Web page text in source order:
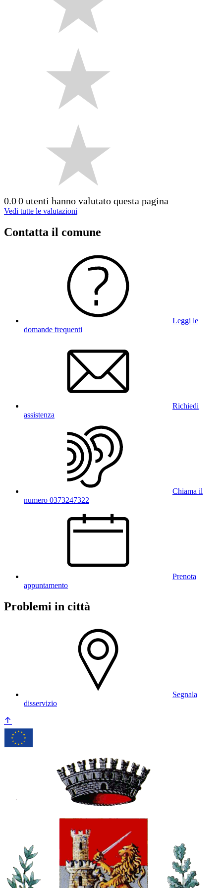
0.00 utenti hanno valutato questa pagina
Vedi tutte le valutazioni
Contatta il comune
Leggi le
domande frequenti
Richiedi
assistenza
Chiama il
numero 0373247322
Prenota
appuntamento
Problemi in città
Segnala
disservizio